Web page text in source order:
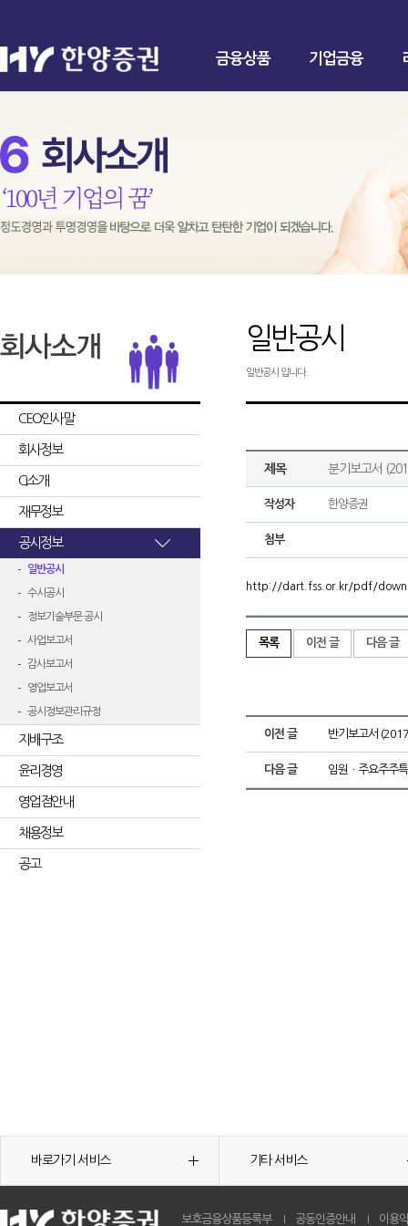
금융상품 기업금융
CEO인사말
회사정보
CI소개
재무정보
공시정보
일반공시
수시공시
정보기술부문 공시
사업보고서
감사보고서
영업보고서
공시정보관리규정
지배구조
윤리경영
영업점안내
채용정보
공고
일반공시
일반공시 입니다.
제목 분기보고서
작성자 한양증권
첨부
http://dart.fss.or.kr/pdf/
목록 이전 글 다음 글
이전 글 반기보고서
다음 글 임원ㆍ주요주주
바로가기 서비스 기타 서비스
보호금융상품등록부 공동인증안내 이용